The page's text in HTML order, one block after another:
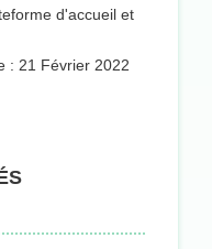
d'accueil et
: 21 Février 2022